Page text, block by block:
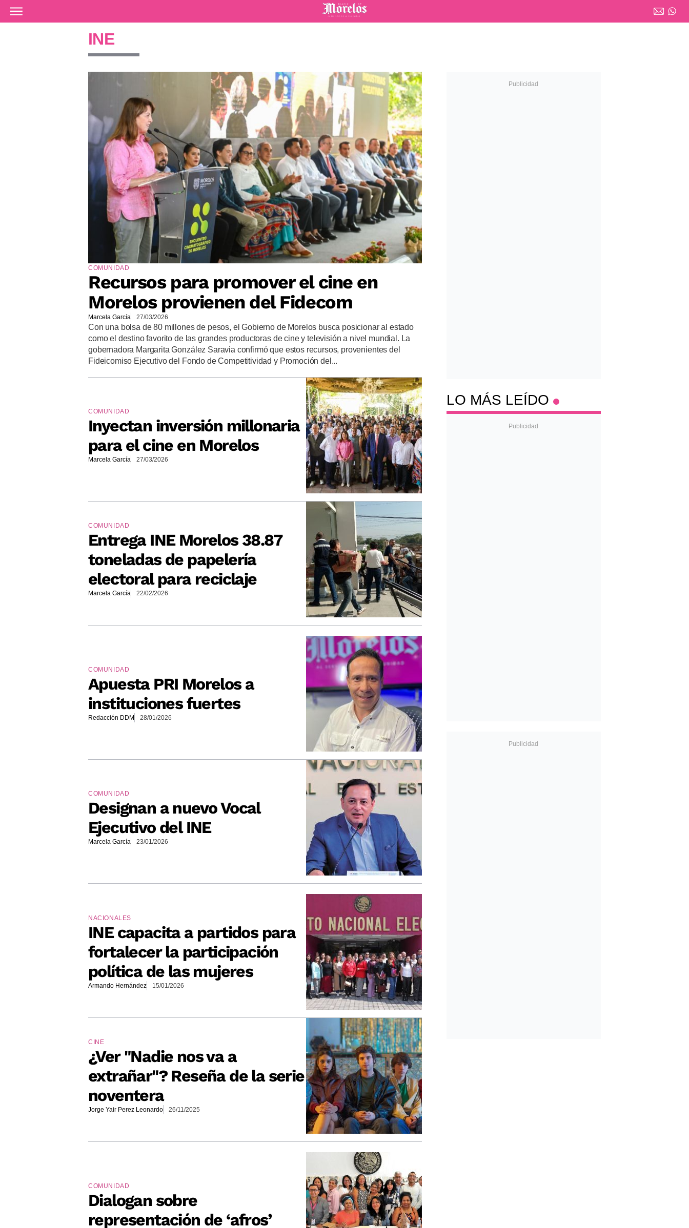
Ir al contenido principal
Diario de Morelos
INE
COMUNIDAD
Recursos para promover el cine en
Morelos provienen del Fidecom
Marcela García 27/03/2026
Con una bolsa de 80 millones de pesos, el Gobierno de Morelos busca posicionar al estado
como el destino favorito de las grandes productoras de cine y televisión a nivel mundial. La
gobernadora Margarita González Saravia confirmó que estos recursos, provenientes del
Fideicomiso Ejecutivo del Fondo de Competitividad y Promoción del...
COMUNIDAD
Inyectan inversión millonaria
para el cine en Morelos
Marcela García 27/03/2026
COMUNIDAD
Entrega INE Morelos 38.87
toneladas de papelería
electoral para reciclaje
Marcela García 22/02/2026
COMUNIDAD
Apuesta PRI Morelos a
instituciones fuertes
Redacción DDM 28/01/2026
COMUNIDAD
Designan a nuevo Vocal
Ejecutivo del INE
Marcela García 23/01/2026
NACIONALES
INE capacita a partidos para
fortalecer la participación
política de las mujeres
Armando Hernández 15/01/2026
CINE
¿Ver "Nadie nos va a
extrañar"? Reseña de la serie
noventera
Jorge Yair Perez Leonardo 26/11/2025
COMUNIDAD
Dialogan sobre
representación de ‘afros’
LO MÁS LEÍDO